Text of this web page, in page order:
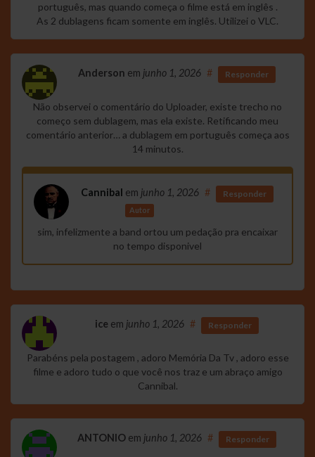
português, mas quando começa o filme está em inglês .
As 2 dublagens ficam somente em inglês. Utilizei o VLC.
Anderson em junho 1, 2026 # Responder
Não observei o comentário do Uploader, existe trecho no
começo sem dublagem, mas ela existe. Retificando meu
comentário anterior… a dublagem em português começa aos
14 minutos.
Cannibal em junho 1, 2026
Autor
# Responder
sim, infelizmente a band ortou um pedação pra encaixar
no tempo disponivel
ice em junho 1, 2026 # Responder
Parabéns pela postagem , adoro Memória Da Tv , adoro esse
filme e adoro tudo o que você nos traz e um abraço amigo
Cannibal.
ANTONIO em junho 1, 2026 # Responder